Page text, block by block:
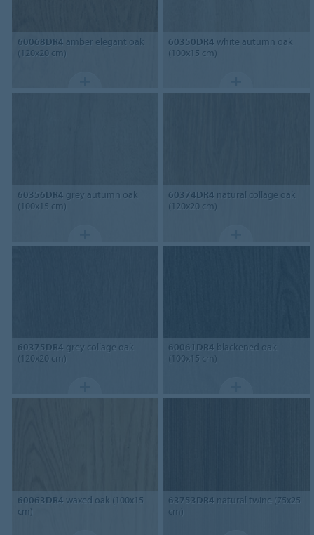
60068DR4 amber elegant oak
(120x20 cm)
60350DR4 white autumn oak
(100x15 cm)
60356DR4 grey autumn oak
(100x15 cm)
60374DR4 natural collage oak
(120x20 cm)
60375DR4 grey collage oak
(120x20 cm)
60061DR4 blackened oak
(100x15 cm)
60063DR4 waxed oak (100x15
cm)
63753DR4 natural twine (75x25
cm)